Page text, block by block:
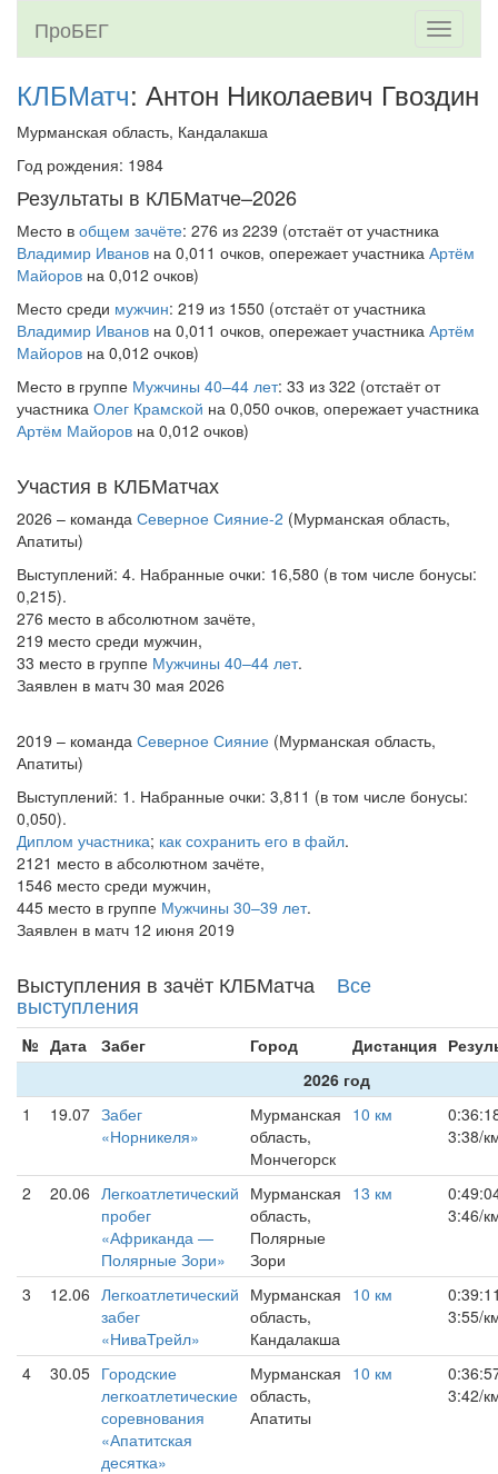
Toggle
ПроБЕГ
КЛБМатч: Антон Николаевич Гвоздин
Мурманская область, Кандалакша
Год рождения: 1984
Результаты в КЛБМатче–2026
Место в общем зачёте: 276 из 2239 (отстаёт от участника
Владимир Иванов на 0,011 очков, опережает участника Артём
Майоров на 0,012 очков)
Место среди мужчин: 219 из 1550 (отстаёт от участника
Владимир Иванов на 0,011 очков, опережает участника Артём
Майоров на 0,012 очков)
Место в группе Мужчины 40–44 лет: 33 из 322 (отстаёт от
участника Олег Крамской на 0,050 очков, опережает участника
Артём Майоров на 0,012 очков)
Участия в КЛБМатчах
2026 – команда Северное Сияние-2 (Мурманская область,
Апатиты)
Выступлений: 4. Набранные очки: 16,580 (в том числе бонусы:
0,215).
276 место в абсолютном зачёте,
219 место среди мужчин,
33 место в группе Мужчины 40–44 лет.
Заявлен в матч 30 мая 2026
2019 – команда Северное Сияние (Мурманская область,
Апатиты)
Выступлений: 1. Набранные очки: 3,811 (в том числе бонусы:
0,050).
Диплом участника; как сохранить его в файл.
2121 место в абсолютном зачёте,
1546 место среди мужчин,
445 место в группе Мужчины 30–39 лет.
Заявлен в матч 12 июня 2019
Выступления в зачёт КЛБМатча Все
выступления
№ Дата Забег Город Дистанция
2026 год
1
19.07 Забег
«Норникеля»
Мурманская
область,
Мончегорск
10 км
3:38/
2 20.06 Легкоатлетический
пробег
«Африканда —
Полярные Зори»
Мурманская
область,
Полярные
Зори
13 км
3:46/
3 12.06 Легкоатлетический
забег
«НиваТрейл»
Мурманская
область,
Кандалакша
10 км
3:55/
4 30.05 Городские
легкоатлетические
соревнования
«Апатитская
десятка»
Мурманская
область,
Апатиты
10 км
3:42/